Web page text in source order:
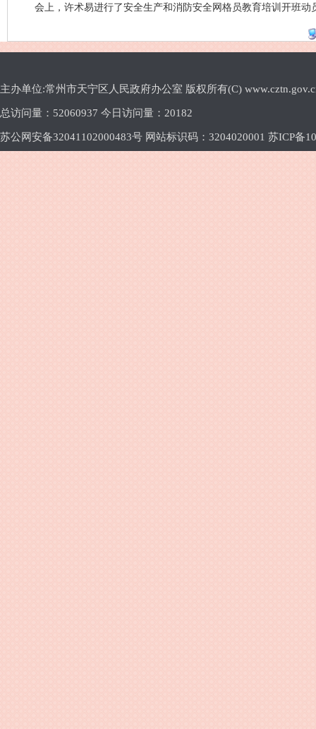
会上，许术易进行了安全生产和消防安全网格员教育培训开班动
主办单位:常州市天宁区人民政府办公室 版权所有(C)
总访问量： 52060937 今日访问量： 20182
苏公网安备32041102000483号 网站标识码：3204020001 苏ICP备